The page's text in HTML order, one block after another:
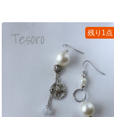
残り1点